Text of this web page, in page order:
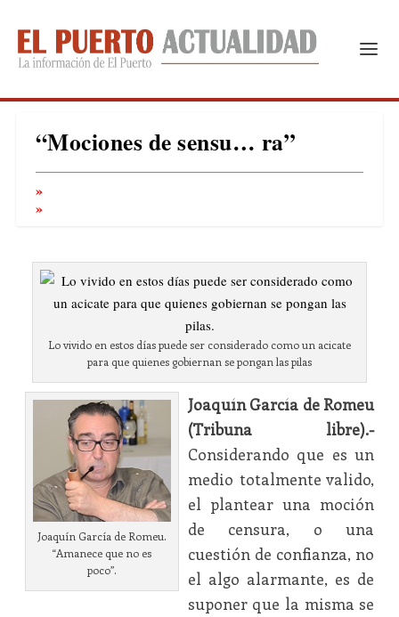
“Mociones de sensu… ra”
Lo vivido en estos días puede ser considerado como un acicate
para que quienes gobiernan se pongan las pilas
Joaquín García de Romeu.
“Amanece que no es
poco”.
Joaquín García de Romeu
(Tribuna libre).-
Considerando que es un
medio totalmente valido,
el plantear una moción
de censura, o una
cuestión de confianza, no
el algo alarmante, es de
suponer que la misma se